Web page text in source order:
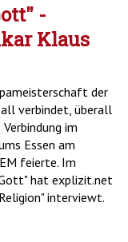
-
Klaus
der
verbindet, überall
im
Essen am
feierte. Im
hat explizit.net
interviewt.